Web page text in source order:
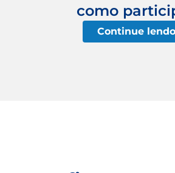
como
Continue lendo